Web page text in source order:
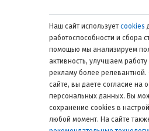
Наш сайт использует cookies
работоспособности и сбора
помощью мы анализируем
активность, улучшаем
рекламу более релевантной.
сайте, вы даете согласие на
персональных данных. Вы
сохранение cookies в
любой момент. На сайте